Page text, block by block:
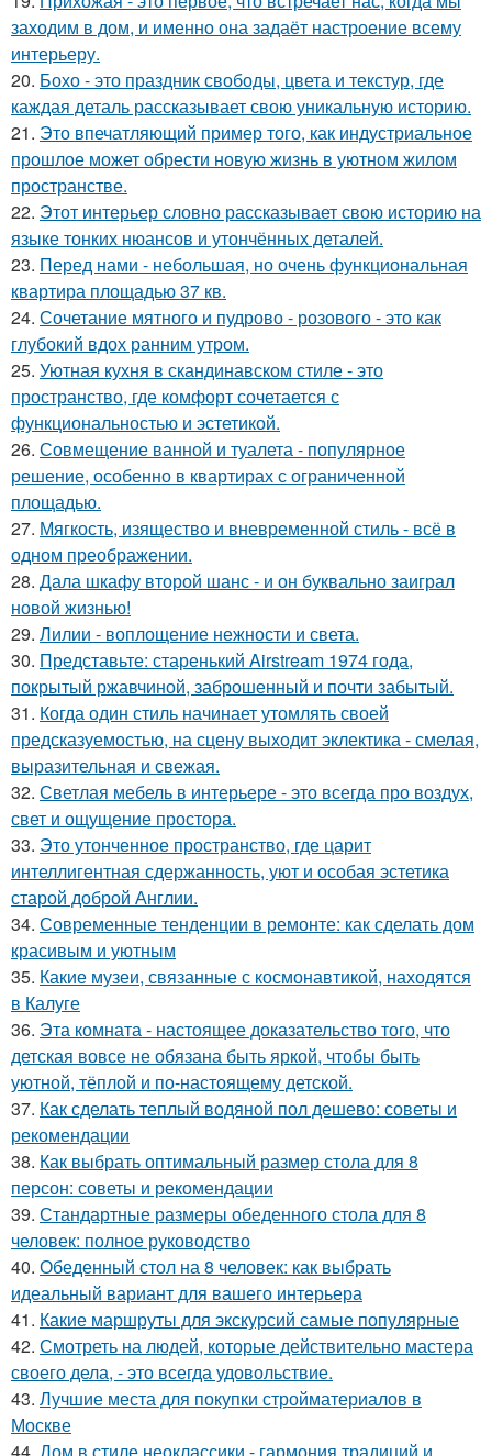
заходим в дом, и именно она задаёт настроение всему
интерьеру.
20. Бохо - это праздник свободы, цвета и текстур, где
каждая деталь рассказывает свою уникальную историю.
21. Это впечатляющий пример того, как индустриальное
прошлое может обрести новую жизнь в уютном жилом
пространстве.
22. Этот интерьер словно рассказывает свою историю на
языке тонких нюансов и утончённых деталей.
23. Перед нами - небольшая, но очень функциональная
квартира площадью 37 кв.
24. Сочетание мятного и пудрово - розового - это как
глубокий вдох ранним утром.
25. Уютная кухня в скандинавском стиле - это
пространство, где комфорт сочетается с
функциональностью и эстетикой.
26. Совмещение ванной и туалета - популярное
решение, особенно в квартирах с ограниченной
площадью.
27. Мягкость, изящество и вневременной стиль - всё в
одном преображении.
28. Дала шкафу второй шанс - и он буквально заиграл
новой жизнью!
29. Лилии - воплощение нежности и света.
30. Представьте: старенький Airstream 1974 года,
покрытый ржавчиной, заброшенный и почти забытый.
31. Когда один стиль начинает утомлять своей
предсказуемостью, на сцену выходит эклектика - смелая,
выразительная и свежая.
32. Светлая мебель в интерьере - это всегда про воздух,
свет и ощущение простора.
33. Это утонченное пространство, где царит
интеллигентная сдержанность, уют и особая эстетика
старой доброй Англии.
34. Современные тенденции в ремонте: как сделать дом
красивым и уютным
35. Какие музеи, связанные с космонавтикой, находятся
в Калуге
36. Эта комната - настоящее доказательство того, что
детская вовсе не обязана быть яркой, чтобы быть
уютной, тёплой и по-настоящему детской.
37. Как сделать теплый водяной пол дешево: советы и
рекомендации
38. Как выбрать оптимальный размер стола для 8
персон: советы и рекомендации
39. Стандартные размеры обеденного стола для 8
человек: полное руководство
40. Обеденный стол на 8 человек: как выбрать
идеальный вариант для вашего интерьера
41. Какие маршруты для экскурсий самые популярные
42. Смотреть на людей, которые действительно мастера
своего дела, - это всегда удовольствие.
43. Лучшие места для покупки стройматериалов в
Москве